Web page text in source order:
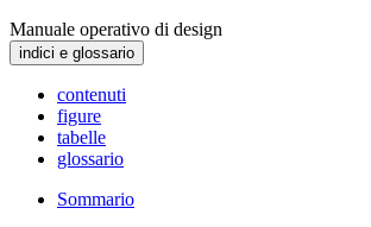
Manuale operativo di design
indici e glossario
contenuti
figure
tabelle
glossario
Sommario